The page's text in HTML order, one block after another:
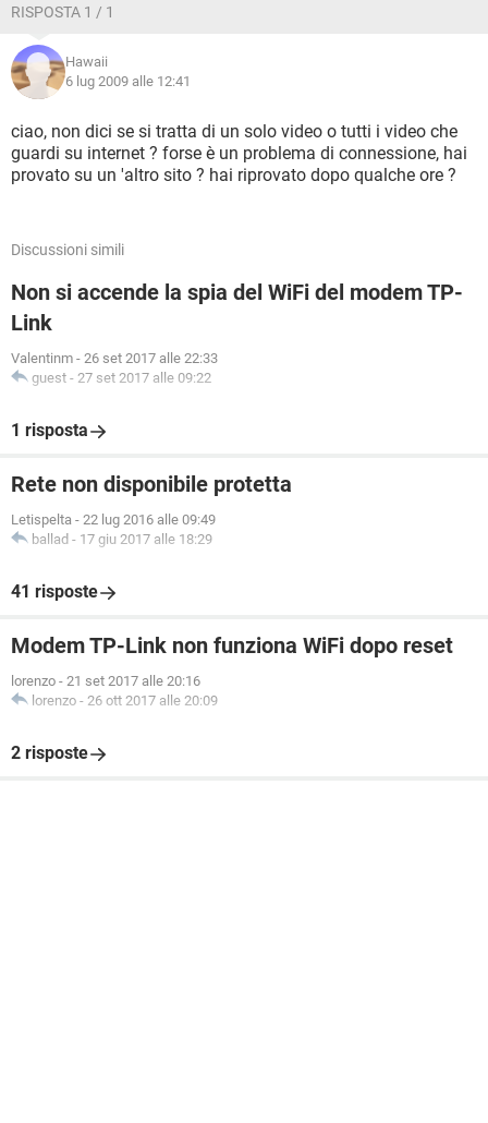
RISPOSTA 1 / 1
Hawaii
6 lug 2009 alle 12:41
ciao, non dici se si tratta di un solo video o tutti i video che
guardi su internet ? forse è un problema di connessione, hai
provato su un 'altro sito ? hai riprovato dopo qualche ore ?
Discussioni simili
Non si accende la spia del WiFi del modem TP-
Link
Valentinm - 26 set 2017 alle 22:33
guest - 27 set 2017 alle 09:22
1 risposta
Rete non disponibile protetta
Letispelta - 22 lug 2016 alle 09:49
ballad - 17 giu 2017 alle 18:29
41 risposte
Modem TP-Link non funziona WiFi dopo reset
lorenzo - 21 set 2017 alle 20:16
lorenzo - 26 ott 2017 alle 20:09
2 risposte